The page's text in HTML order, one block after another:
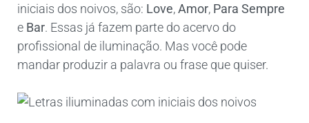
iniciais dos noivos, são: Love,Amor, Para Sempre
e Bar. Essas já fazem parte do acervo do
profissional de iluminação. Mas você pode
mandar produzir a palavra ou frase que quiser.